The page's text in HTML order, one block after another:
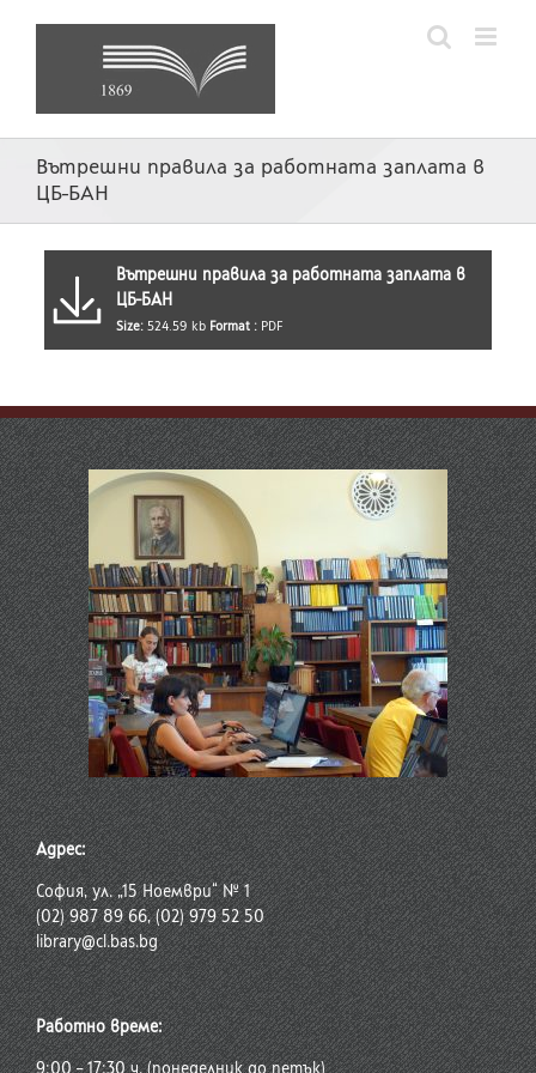
Вътрешни правила за работната заплата в
ЦБ-БАН
Вътрешни правила за работната заплата в
ЦБ-БАН
Size: 524.59 kb Format : PDF
Адрес:
София, ул. „15 Ноември“ № 1
(02) 987 89 66, (02) 979 52 50
library@cl.bas.bg
Работно време:
9:00 – 17:30 ч. (понеделник до петък)